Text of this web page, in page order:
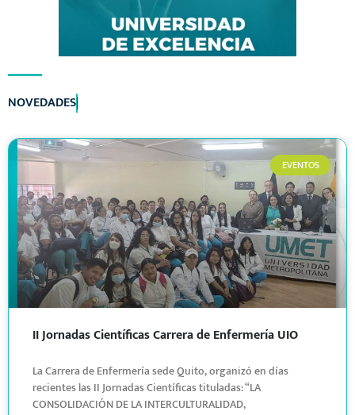
NOVEDADES
EVENTOS
II Jornadas Científicas Carrera de Enfermería UIO
La Carrera de Enfermería sede Quito, organizó en días
recientes las II Jornadas Científicas tituladas: “LA
CONSOLIDACIÓN DE LA INTERCULTURALIDAD,